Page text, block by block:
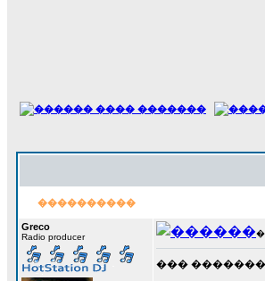
����������
Greco
Radio producer
���